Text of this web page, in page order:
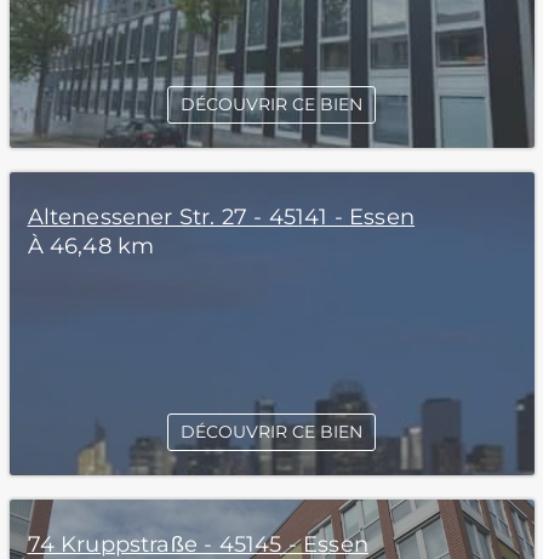
DÉCOUVRIR CE BIEN
Altenessener Str. 27 - 45141 - Essen
À 46,48 km
DÉCOUVRIR CE BIEN
74 Kruppstraße - 45145 - Essen